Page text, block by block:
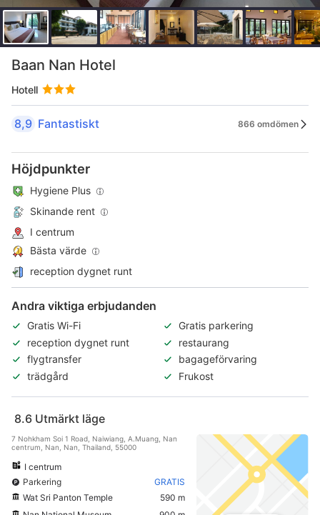
Baan Nan Hotel
Hotell
8,9 Fantastiskt 866 omdömen
Höjdpunkter
Hygiene Plus
Skinande rent
I centrum
Bästa värde
reception dygnet runt
Andra viktiga erbjudanden
Gratis Wi-Fi
Gratis parkering
reception dygnet runt
restaurang
flygtransfer
bagageförvaring
trädgård
Frukost
8.6 Utmärkt läge
7 Nohkham Soi 1 Road, Naiwiang, A.Muang, Nan
centrum, Nan, Nan, Thailand, 55000
I centrum
Parkering
GRATIS
Wat Sri Panton Temple
590 m